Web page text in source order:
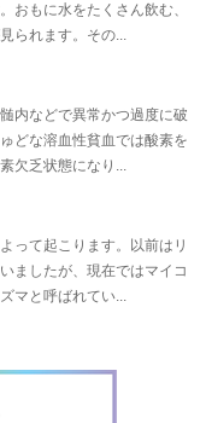
おもに水をたくさん飲む、
られます。その...
内などで異常かつ過度に破
どな溶血性貧血では酸素を
欠乏状態になり...
って起こります。以前はリ
ましたが、現在ではマイコ
マと呼ばれてい...